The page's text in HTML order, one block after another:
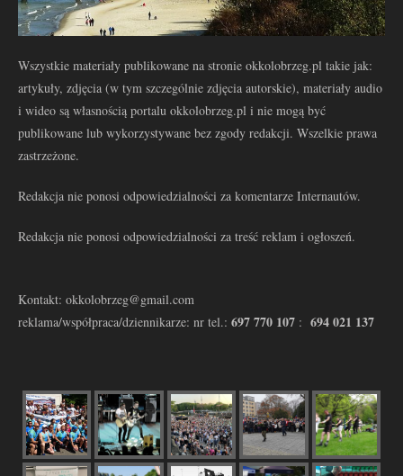
Wszystkie materiały publikowane na stronie okkolobrzeg.pl takie jak:
artykuły, zdjęcia (w tym szczególnie zdjęcia autorskie), materiały audio
i wideo są własnością portalu okkolobrzeg.pl i nie mogą być
publikowane lub wykorzystywane bez zgody redakcji. Wszelkie prawa
zastrzeżone.
Redakcja nie ponosi odpowiedzialności za komentarze Internautów.
Redakcja nie ponosi odpowiedzialności za treść reklam i ogłoszeń.
Kontakt: okkolobrzeg@gmail.com
reklama/współpraca/dziennikarze: nr tel.: 697 770 107 : 694 021 137